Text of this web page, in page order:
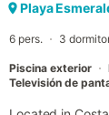
Cada cabaña
parque infantil.
Playa
6 pers. 3
Piscina exterior
Televisión de